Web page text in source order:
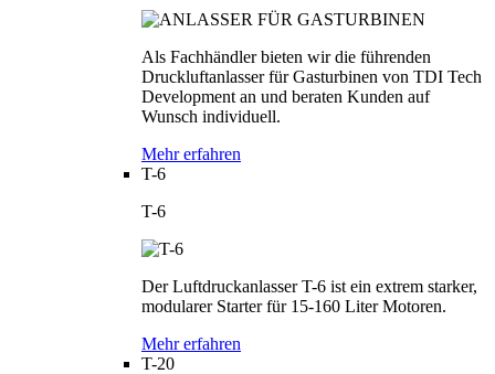
Als Fachhändler bieten wir die führenden
Druckluftanlasser für Gasturbinen von TDI Tech
Development an und beraten Kunden auf
Wunsch individuell.
Mehr erfahren
T-6
T-6
Der Luftdruckanlasser T-6 ist ein extrem starker,
modularer Starter für 15-160 Liter Motoren.
Mehr erfahren
T-20